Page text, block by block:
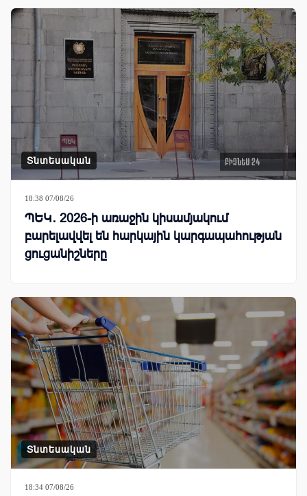
Տնտեսական
18:38 07/08/26
ՊԵԿ․ 2026-ի առաջին կիսամյակում
բարելավվել են հարկային կարգապահության
ցուցանիշները
Տնտեսական
18:34 07/08/26